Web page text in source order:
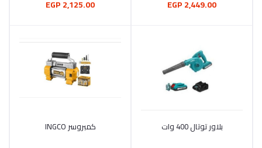
2,449.00 EGP
2,125.00 EGP
أضف إلى السلة
بلاور توتال 400 وات أضف إلى السلة
كمبروسر INGCO